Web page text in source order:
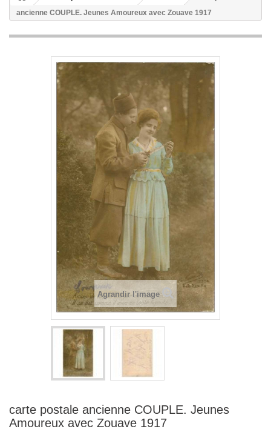
ancienne COUPLE. Jeunes Amoureux avec Zouave 1917
Agrandir l'image
carte postale ancienne COUPLE. Jeunes
Amoureux avec Zouave 1917